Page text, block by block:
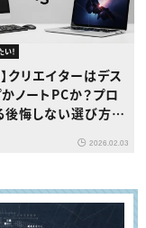
い！
クリエイターはデス
ノートPCか？プロ
後悔しない選び方と
2026.02.03